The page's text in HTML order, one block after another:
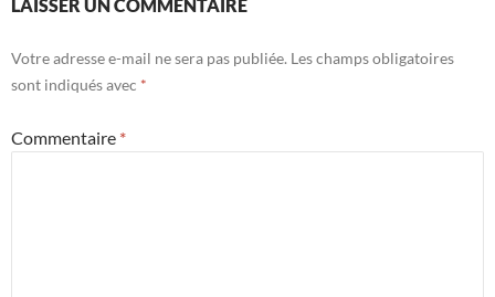
LAISSER UN COMMENTAIRE
Votre adresse e-mail ne sera pas publiée. Les champs obligatoires
sont indiqués avec *
Commentaire *